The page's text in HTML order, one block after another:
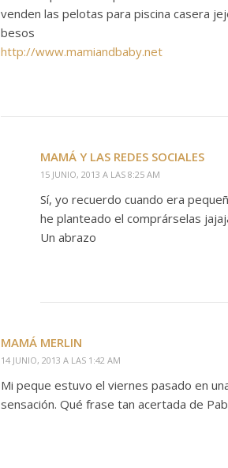
venden las pelotas para piscina casera
besos
http://www.mamiandbaby.net
MAMÁ Y LAS REDES SOCIALES
15 JUNIO, 2013 A LAS 8:25 AM
Sí, yo recuerdo cuando era
he planteado el comprárselas
Un abrazo
MAMÁ MERLIN
14 JUNIO, 2013 A LAS 1:42 AM
Mi peque estuvo el viernes pasado en
sensación. Qué frase tan acertada de